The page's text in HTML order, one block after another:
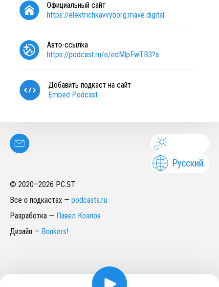
Официальный сайт
https://elektrichkavvyborg.mave.digital
Авто-ссылка
https://podcast.ru/e/edMlpFwTB3?a
Добавить подкаст на сайт
Embed Podcast
Русский
© 2020–2026 PC.ST
Все о подкастах — podcasts.ru
Разработка — Павел Козлов
Дизайн — Bonkers!